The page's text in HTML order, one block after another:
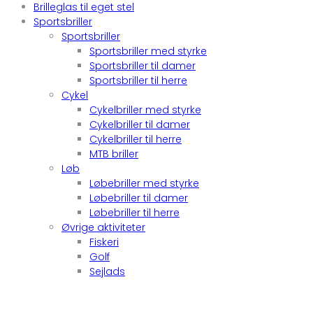
Brilleglas til eget stel
Sportsbriller
Sportsbriller
Sportsbriller med styrke
Sportsbriller til damer
Sportsbriller til herre
Cykel
Cykelbriller med styrke
Cykelbriller til damer
Cykelbriller til herre
MTB briller
Løb
Løbebriller med styrke
Løbebriller til damer
Løbebriller til herre
Øvrige aktiviteter
Fiskeri
Golf
Sejlads